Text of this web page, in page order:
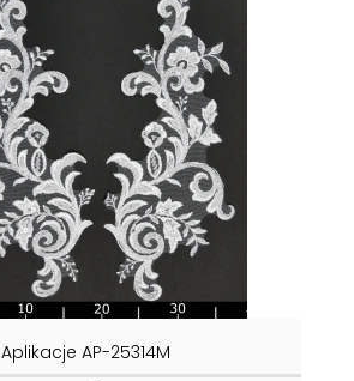
Aplikacje AP-25314M